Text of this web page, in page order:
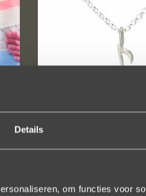
Details
om functies voor